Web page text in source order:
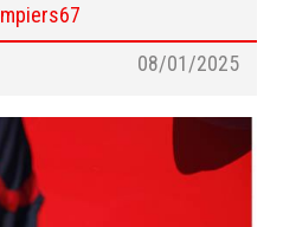
08/01/2025